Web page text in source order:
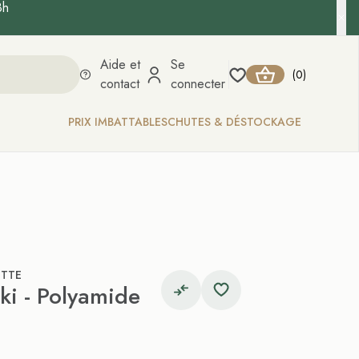
Aide et
contact
Se
connecter
(0)
PRIX IMBATTABLESCHUTES & DÉSTOCKAGE
- Polyamide